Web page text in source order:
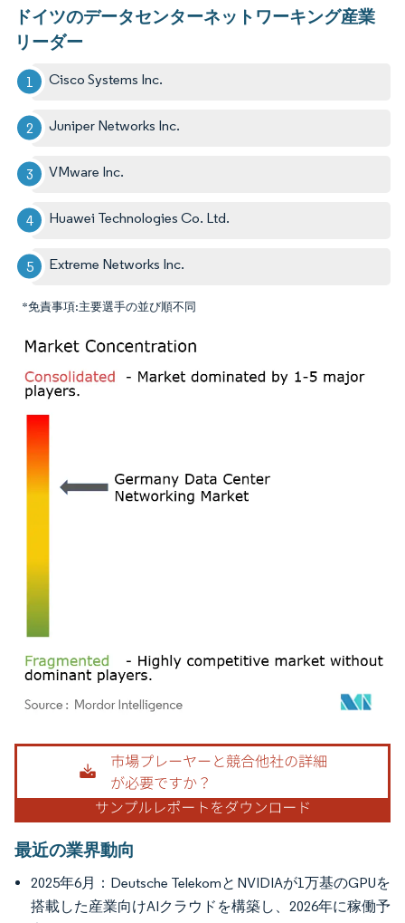
ドイツのデータセンターネットワーキング産業
リーダー
Cisco Systems Inc.
Juniper Networks Inc.
VMware Inc.
Huawei Technologies Co. Ltd.
Extreme Networks Inc.
*免責事項:主要選手の並び順不同
画像 © Mordor Intelligence。再利用にはCC BY 4.0の表示が必要です。
最近の業界動向
2025年6月：Deutsche TelekomとNVIDIAが1万基のGPUを
搭載した産業向けAIクラウドを構築し、2026年に稼働予